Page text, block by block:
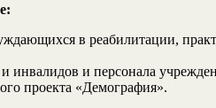
в реабилитации,
инвалидов и персонала
проекта «Демография».